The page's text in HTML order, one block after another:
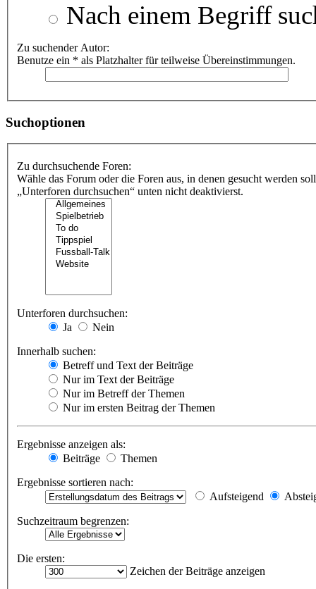
Nach einem Begriff
Zu suchender Autor:
Benutze ein * als Platzhalter für teilweise Übereinstimmungen.
Suchoptionen
Zu durchsuchende Foren:
Wähle das Forum oder die Foren aus, in denen gesucht werden
„Unterforen durchsuchen“ unten nicht deaktivierst.
Unterforen durchsuchen:
Ja
Nein
Innerhalb suchen:
Betreff und Text der Beiträge
Nur im Text der Beiträge
Nur im Betreff der Themen
Nur im ersten Beitrag der Themen
Ergebnisse anzeigen als:
Beiträge
Themen
Ergebnisse sortieren nach:
Aufsteigend
Suchzeitraum begrenzen:
Die ersten:
Zeichen der Beiträge anzeigen